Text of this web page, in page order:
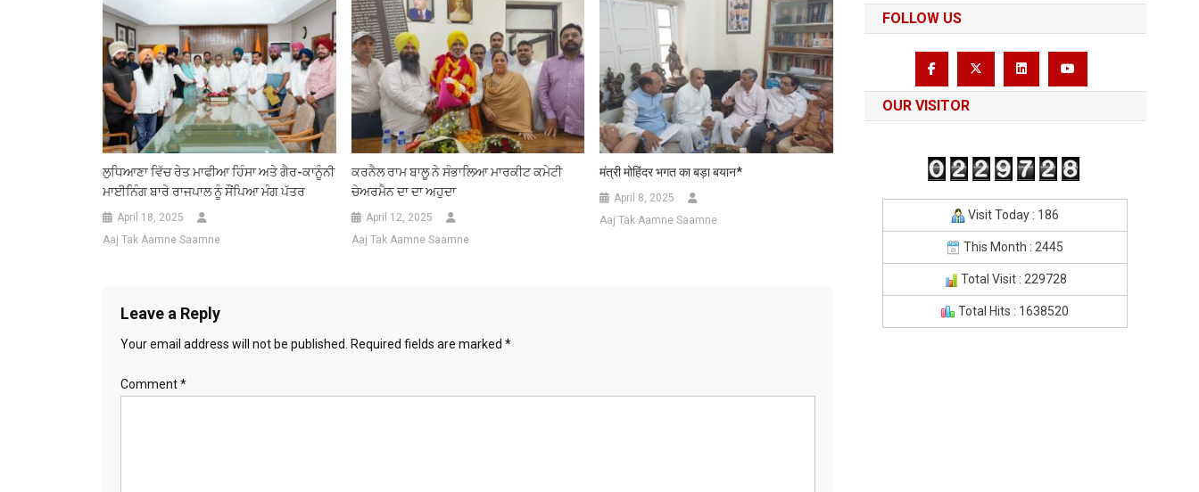
ਲੁਧਿਆਣਾ ਵਿੱਚ ਰੇਤ ਮਾਫੀਆ ਹਿੰਸਾ ਅਤੇ ਗੈਰ-ਕਾਨੂੰਨੀ
ਮਾਈਨਿੰਗ ਬਾਰੇ ਰਾਜਪਾਲ ਨੂੰ ਸੌਂਪਿਆ ਮੰਗ ਪੱਤਰ
April 18, 2025
Aaj Tak Aamne Saamne
ਕਰਨੈਲ ਰਾਮ ਬਾਲੂ ਨੇ ਸੰਭਾਲਿਆ ਮਾਰਕੀਟ ਕਮੇਟੀ
ਚੇਅਰਮੈਨ ਦਾ ਦਾ ਅਹੁਦਾ
April 12, 2025
Aaj Tak Aamne Saamne
मंत्री मोहिंदर भगत का बड़ा बयान*
April 8, 2025
Aaj Tak Aamne Saamne
Leave a Reply
Your email address will not be published. Required fields are marked *
Comment*
FOLLOW US
OUR VISITOR
Visit Today : 186
This Month : 2445
Total Visit : 229728
Total Hits : 1638520